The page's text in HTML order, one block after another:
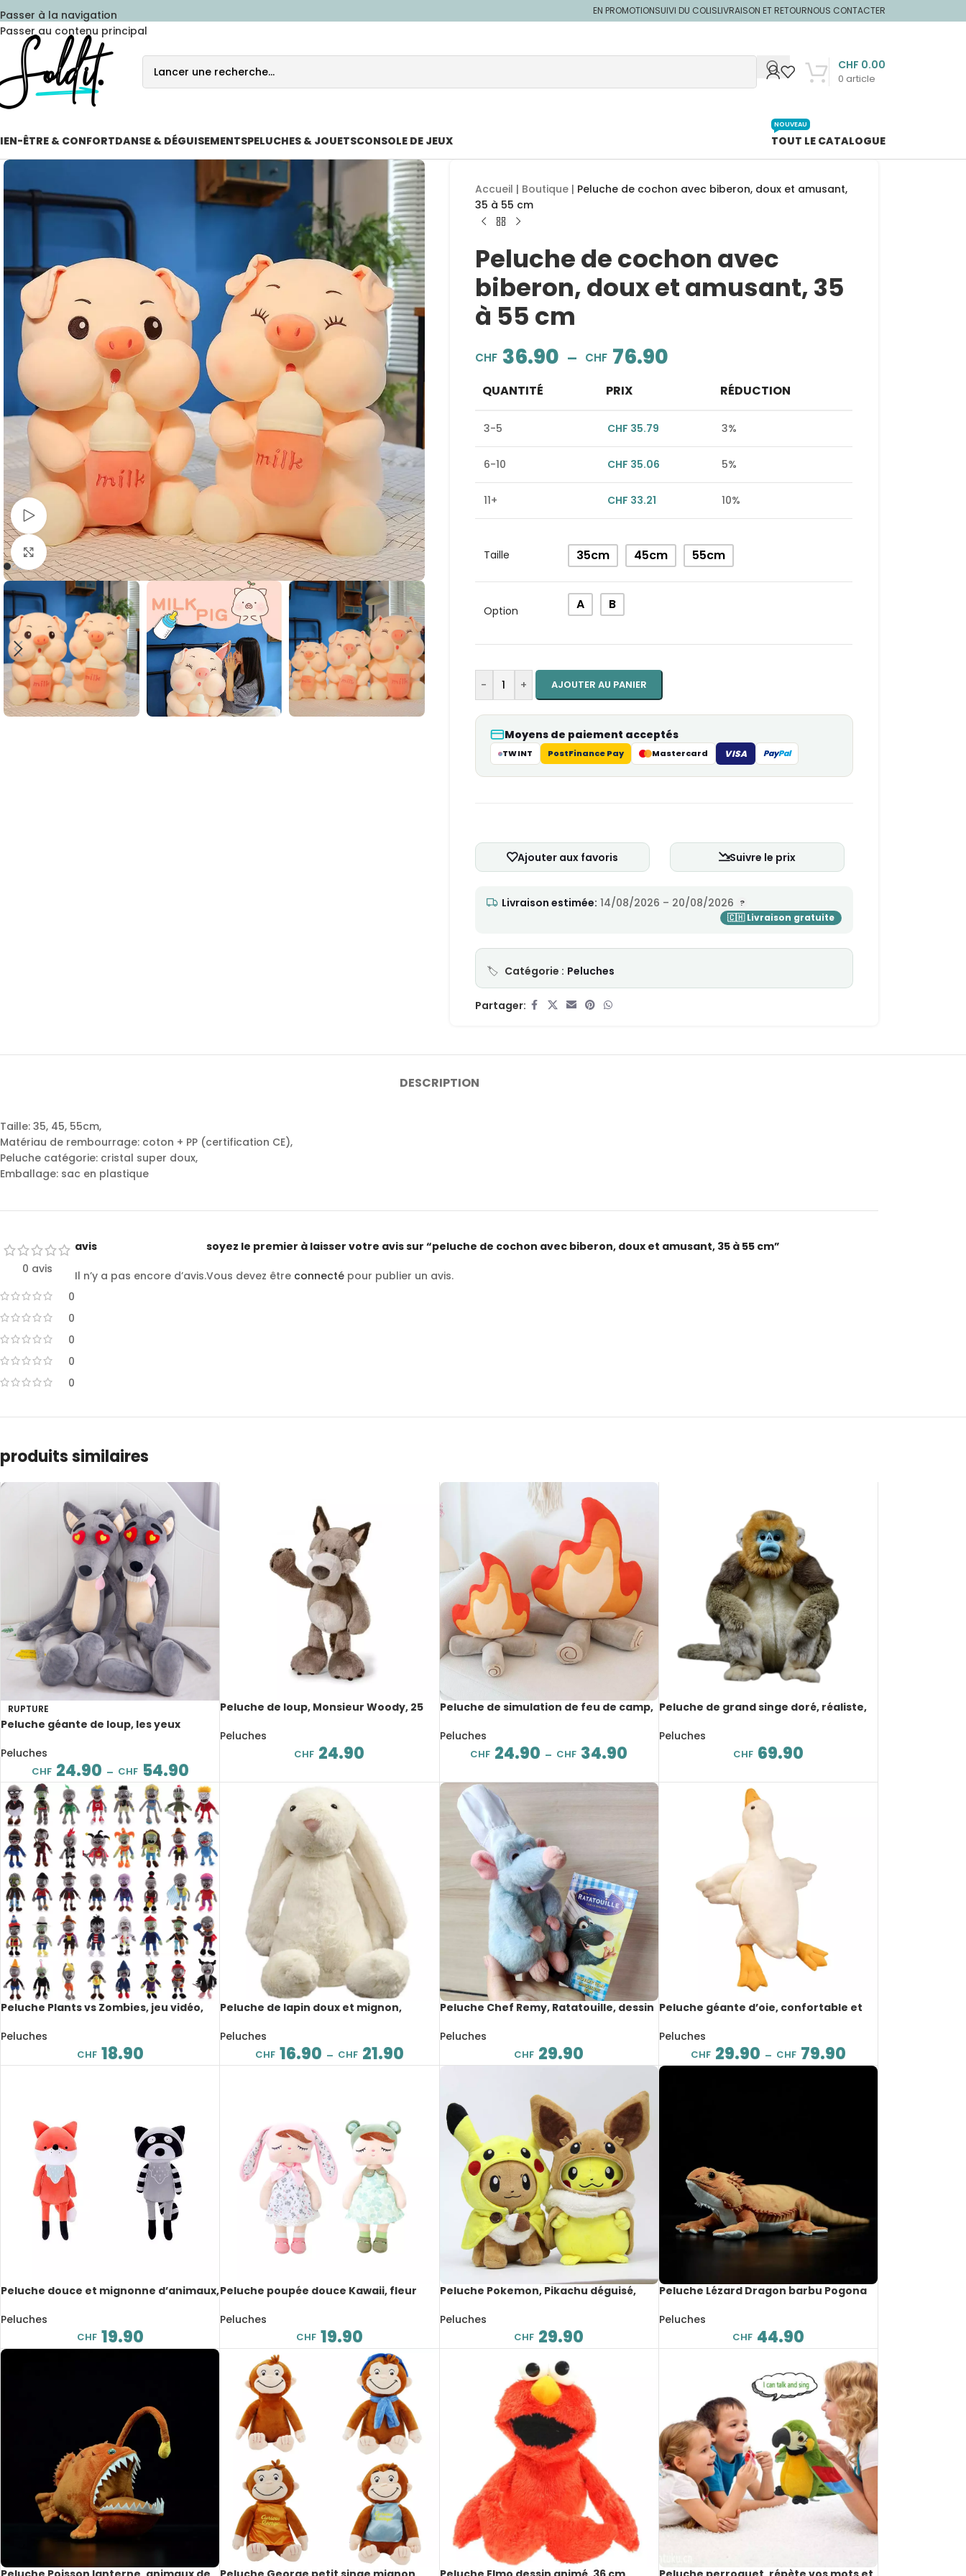
Passer à la navigation
Passer au contenu principal
EN PROMOTIONSUIVI DU COLISLIVRAISON ET RETOURNOUS CONTACTER
0 article
CHF 0.00
ÊTRE & CONFORTDANSE & DÉGUISEMENTSPELUCHES & JOUETSCONSOLE DE JEUX TOUT LE CATALOGUE
NOUVEAU
Voir la vidéo
Cliquez pour agrandir
Accueil | Boutique| Peluche de cochon avec biberon, doux et amusant,
35 à 55 cm
Peluche de cochon avec
biberon, doux et amusant, 35
à 55 cm
CHF 36.90 – CHF 76.90
QUANTITÉ PRIX RÉDUCTION
3-5 CHF 35.79 3%
6-10 CHF 35.06 5%
11+ CHF 33.21 10%
Taille 35cm 45cm 55cm
Option A B
- + AJOUTER AU PANIER
Moyens de paiement acceptés
TWINT PostFinance Pay Mastercard VISA PayPal
Ajouter aux favoris Suivre le prix
Livraison estimée: 14/08/2026 – 20/08/2026
Catégorie : Peluches
Partager:
DESCRIPTION
Taille: 35, 45, 55cm,
Matériau de rembourrage: coton + PP (certification CE),
Peluche catégorie: cristal super doux,
Emballage: sac en plastique
0 avis
0
0
0
0
0
avis
Il n’y a pas encore d’avis.
soyez le premier à laisser votre avis sur “peluche de cochon avec biberon, doux et amusant, 35 à 55 cm”
Vous devez être connecté pour publier un avis.
produits similaires
RUPTURE
Peluche géante de loup, les yeux
Peluches
CHF 24.90 – CHF 54.90
Peluche de loup, Monsieur Woody, 25
Peluches
CHF 24.90
Peluche de simulation de feu de camp,
Peluches
CHF 24.90 – CHF 34.90
Peluche de grand singe doré, réaliste,
Peluches
CHF 69.90
Peluche Plants vs Zombies, jeu vidéo,
Peluches
CHF 18.90
Peluche de lapin doux et mignon,
Peluches
CHF 16.90 – CHF 21.90
Peluche Chef Remy, Ratatouille, dessin
Peluches
CHF 29.90
Peluche géante d’oie, confortable et
160 cm
Peluches
CHF 29.90 – CHF 79.90
Peluche douce et mignonne d’animaux,
Peluches
CHF 19.90
Peluche poupée douce Kawaii, fleur
Peluches
CHF 19.90
Peluche Pokemon, Pikachu déguisé,
Peluches
CHF 29.90
Peluche Lézard Dragon barbu Pogona
Peluches
CHF 44.90